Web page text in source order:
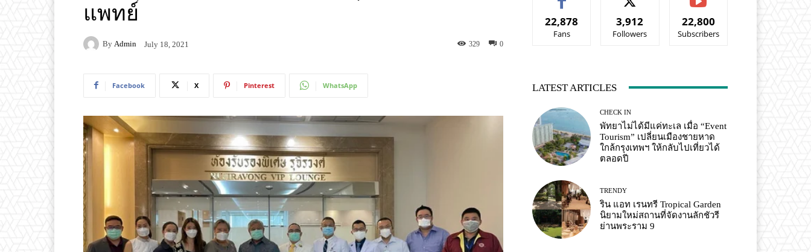
แพทย์
By Admin July 18, 2021 0
329
Facebook X Pinterest WhatsApp
22,878
Fans
3,912
Followers
22,800
Subscribers
LATEST ARTICLES
CHECK IN
พัทยาไม่ได้มีแค่ทะเล เมื่อ “Event
Tourism” เปลี่ยนเมืองชายหาด
ใกล้กรุงเทพฯ ให้กลับไปเที่ยวได้
ตลอดปี
TRENDY
ริน แอท เรนทรี Tropical Garden
นิยามใหม่สถานที่จัดงานลักชัวรี
ย่านพระราม 9